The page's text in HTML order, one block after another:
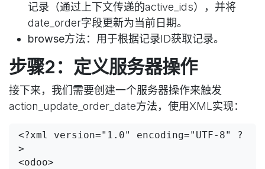
记录（通过上下文传递的active_ids），并将
date_order字段更新为当前日期。
browse方法：用于根据记录ID获取记录。
步骤2：定义服务器操作
接下来，我们需要创建一个服务器操作来触发
action_update_order_date方法，使用XML实现：
<?xml version="1.0" encoding="UTF-8" ?
>
<odoo>